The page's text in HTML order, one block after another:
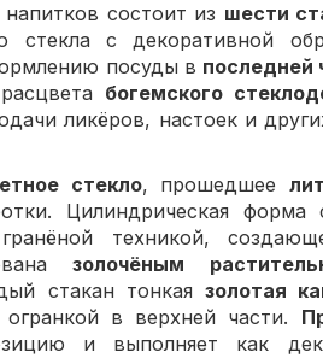
состоит из шести
стекла с декоративной
посуды в последней
богемского
ликёров, настоек и
стекло, прошедшее
Цилиндрическая форма
техникой,
золочёным
стакан тонкая золотая
в верхней части.
и выполняет как